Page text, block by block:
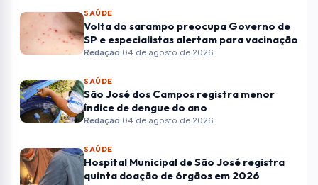
SAÚDE
Volta do sarampo preocupa Governo de
SP e especialistas alertam para vacinação
Redação·04 de agosto de 2026
SAÚDE
São José dos Campos registra menor
índice de dengue do ano
Redação·04 de agosto de 2026
SAÚDE
Hospital Municipal de São José registra
quinta doação de órgãos em 2026